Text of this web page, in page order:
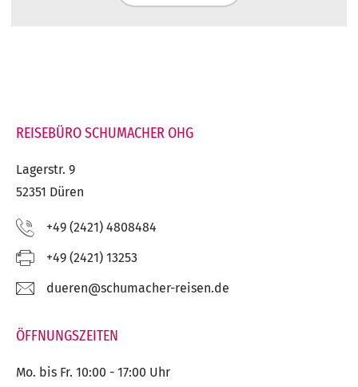
REISEBÜRO SCHUMACHER OHG
Lagerstr. 9
52351 Düren
Telefon:
+49 (2421) 4808484
Fax:+49 (2421) 13253
E-
ed.nesier-rehcamuhcs@nereud
ÖFFNUNGSZEITEN
Mo. bis Fr. 10:00 - 17:00 Uhr